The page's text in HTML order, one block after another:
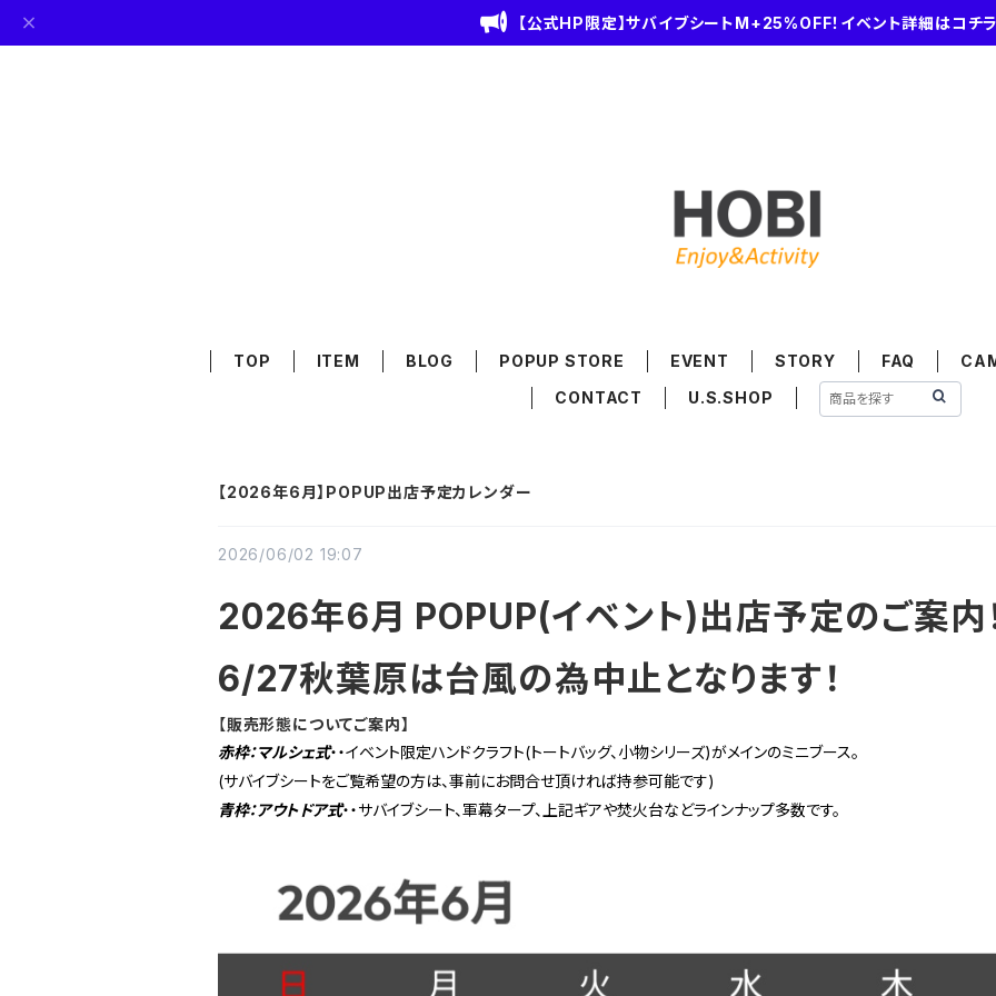
【公式HP限定】サバイブシートM+25%OFF！イベント詳細はコチ
TOP ITEM BLOG POPUP STORE EVENT STORY FAQ
CONTACT
U.S.SHOP
【2026年6月】POPUP出店予定カレンダー
2026/06/02 19:07
2026年6月 POPUP(イベント)出店予定のご案内
6/27秋葉原は台風の為中止となります！
【販売形態についてご案内】
赤枠：マルシェ式・・イベント限定ハンドクラフト(トートバッグ、小物シリーズ)がメインのミニブース。
(サバイブシートをご覧希望の方は、事前にお問合せ頂ければ持参可能です)
青枠：アウトドア式・・サバイブシート、軍幕タープ、上記ギアや焚火台などラインナップ多数です。